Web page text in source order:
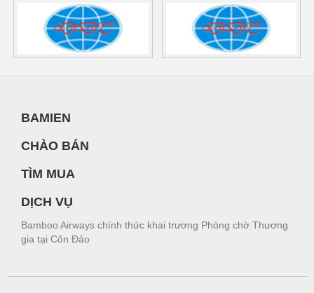
BAMIEN
CHÀO BÁN
TÌM MUA
DỊCH VỤ
Bamboo Airways chính thức khai trương Phòng chờ Thương
gia tại Côn Đảo